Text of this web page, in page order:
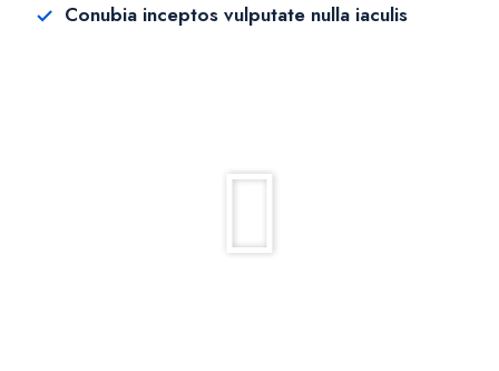
Conubia inceptos vulputate nulla iaculis